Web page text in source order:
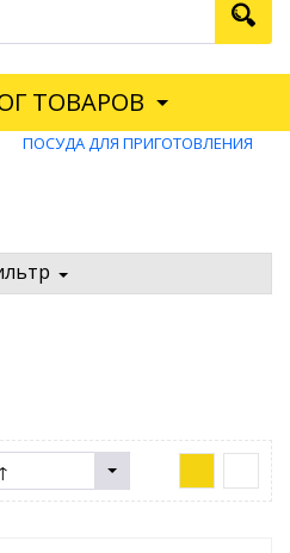
ТОВАРОВ
ПОСУДА ДЛЯ ПРИГОТОВЛЕНИЯ